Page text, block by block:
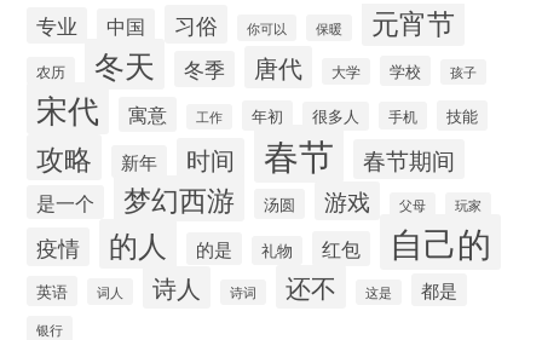
专业 中国 习俗 你可以 保暖 元宵节
农历 冬天 冬季 唐代 大学 学校 孩子
宋代 寓意 工作 年初 很多人 手机 技能
攻略 新年 时间 春节 春节期间
是一个 梦幻西游 汤圆 游戏 父母 玩家
疫情 的人 的是 礼物 红包 自己的
英语 词人 诗人 诗词 还不 这是 都是
银行